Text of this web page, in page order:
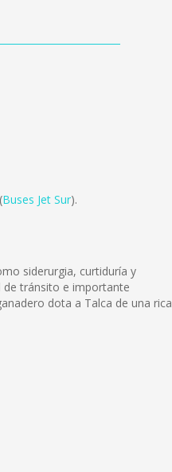
Buses Jet Sur).
siderurgia, curtiduría y
de tránsito e importante
dota a Talca de una rica